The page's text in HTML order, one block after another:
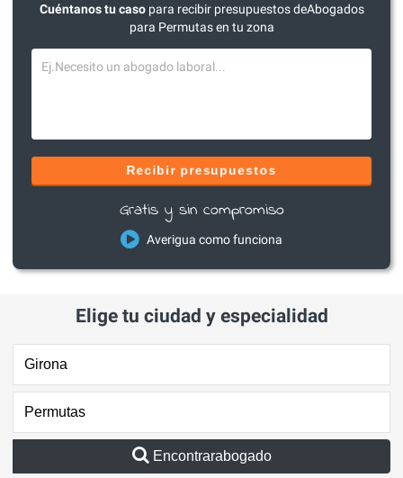
Cuéntanos tu casopara recibir presupuestos deAbogados
para Permutas en tu zona
Recibir presupuestos
Gratis y sin compromiso
Averigua como funciona
Elige tu ciudad y especialidad
Encontrarabogado